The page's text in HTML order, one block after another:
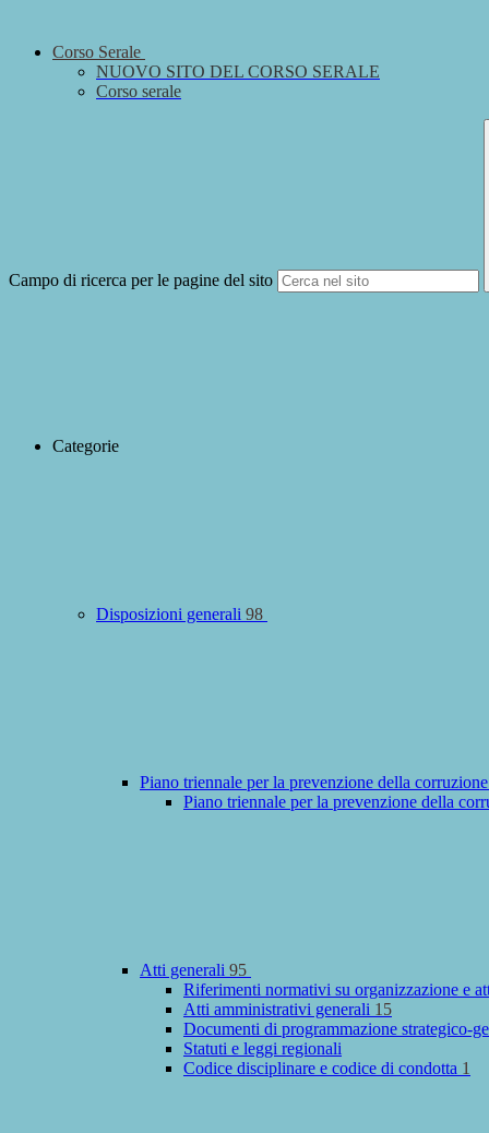
Corso Serale
NUOVO SITO DEL CORSO SERALE
Corso serale
Campo di ricerca per le pagine del sito
Categorie
Disposizioni generali 98
Piano triennale per la prevenzione della
Piano triennale per la prevenzione della
Atti generali 95
Riferimenti normativi su organizzazione e
Atti amministrativi generali 15
Documenti di programmazione strategico-
Statuti e leggi regionali
Codice disciplinare e codice di condotta 1